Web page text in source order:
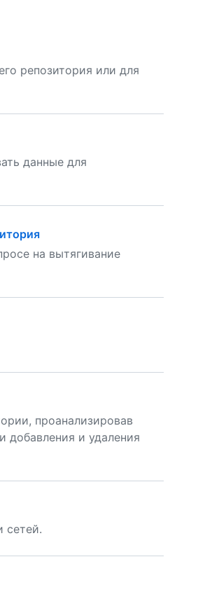
репозитория или для
данные для
на вытягивание
проанализировав
добавления и удаления
сетей.